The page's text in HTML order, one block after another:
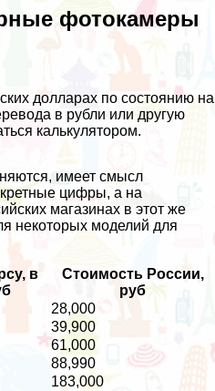
фотокамеры
долларах по состоянию на
в рубли или другую
калькулятором.
имеет смысл
цифры, а на
магазинах в этот же
некоторых моделий для
в
Стоимость России,
руб
28,000
39,900
61,000
88,990
183,000